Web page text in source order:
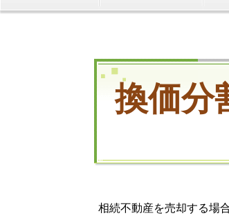
換価分
相続不動産を売却する場